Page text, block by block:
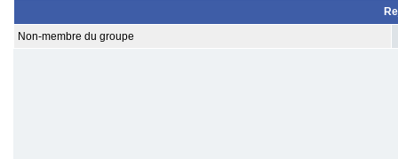
Non-membre du groupe